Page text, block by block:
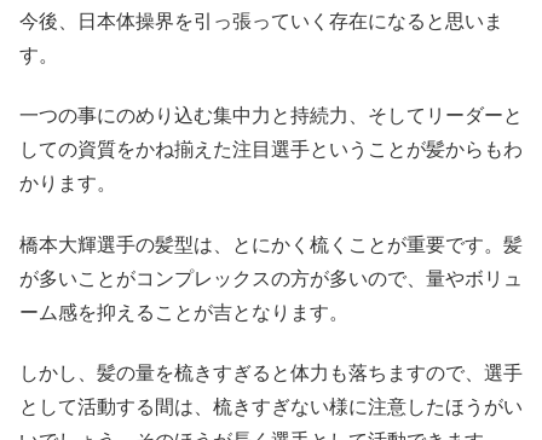
今後、日本体操界を引っ張っていく存在になると思いま
す。
一つの事にのめり込む集中力と持続力、そしてリーダーと
しての資質をかね揃えた注目選手ということが髪からもわ
かります。
橋本大輝選手の髪型は、とにかく梳くことが重要です。髪
が多いことがコンプレックスの方が多いので、量やボリュ
ーム感を抑えることが吉となります。
しかし、髪の量を梳きすぎると体力も落ちますので、選手
として活動する間は、梳きすぎない様に注意したほうがい